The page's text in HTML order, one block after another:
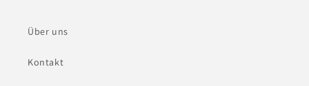
Über uns
Kontakt